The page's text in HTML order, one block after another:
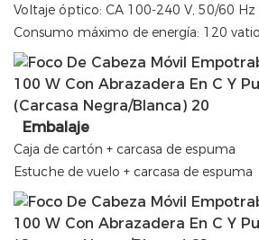
Voltaje óptico: CA 100-240 V, 50/60 Hz
Consumo máximo de energía: 120
Embalaje
Caja de cartón + carcasa de espuma
Estuche de vuelo + carcasa de espuma